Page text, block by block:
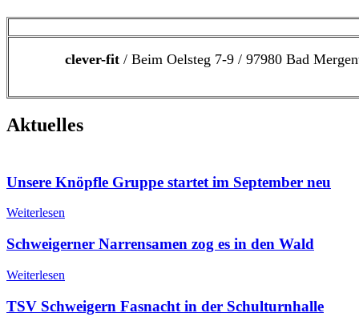
clever-fit / Beim Oelsteg 7-9 / 97980 Bad
Aktuelles
Unsere Knöpfle Gruppe startet im September neu
Weiterlesen
Schweigerner Narrensamen zog es in den Wald
Weiterlesen
TSV Schweigern Fasnacht in der Schulturnhalle